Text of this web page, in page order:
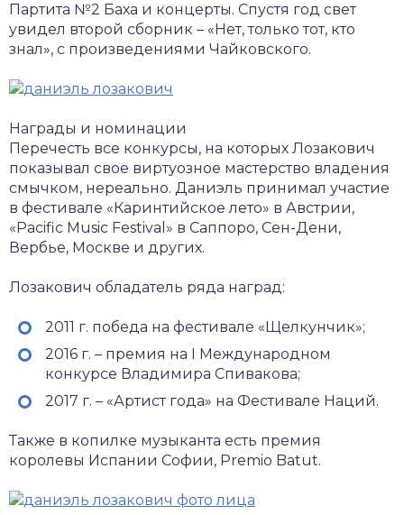
Партита №2 Баха и концерты. Спустя год свет
увидел второй сборник – «Нет, только тот, кто
знал», с произведениями Чайковского.
Награды и номинации
Перечесть все конкурсы, на которых Лозакович
показывал свое виртуозное мастерство владения
смычком, нереально. Даниэль принимал участие
в фестивале «Каринтийское лето» в Австрии,
«Pacific Music Festival» в Саппоро, Сен-Дени,
Вербье, Москве и других.
Лозакович обладатель ряда наград:
2011 г. победа на фестивале «Щелкунчик»;
2016 г. – премия на I Международном
конкурсе Владимира Спивакова;
2017 г. – «Артист года» на Фестивале Наций.
Также в копилке музыканта есть премия
королевы Испании Софии, Premio Batut.